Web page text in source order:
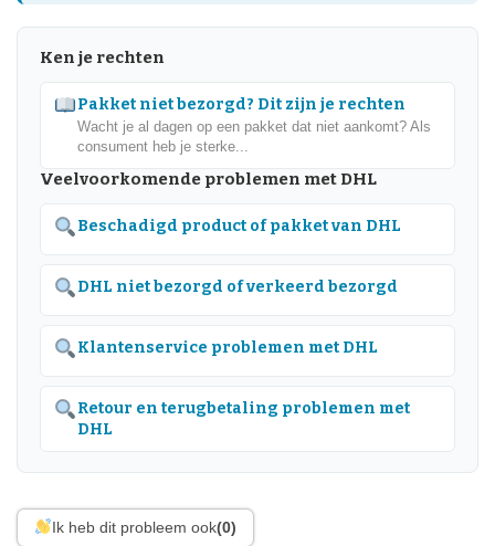
Ken je rechten
Pakket niet bezorgd? Dit zijn je rechten
Wacht je al dagen op een pakket dat niet aankomt? Als
consument heb je sterke...
Veelvoorkomende problemen met DHL
Beschadigd product of pakket van DHL
DHL niet bezorgd of verkeerd bezorgd
Klantenservice problemen met DHL
Retour en terugbetaling problemen met
DHL
Ik heb dit probleem ook(0)